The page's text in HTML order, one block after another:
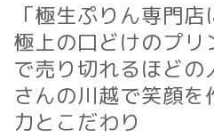
「極生ぷりん専門
極上の口どけのプリ
で売り切れるほど
さんの川越で笑顔
力とこだわり